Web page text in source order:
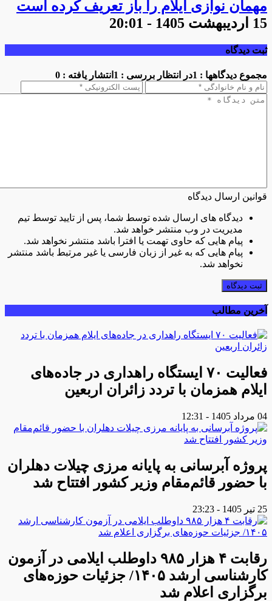
مهمان نوازی ایلام را باز تعریف کرده است
15 اردیبهشت 1405 - 20:01
ثبت دیدگاه
مجموع دیدگاهها : 1 در انتظار بررسی : 1 انتشار یافته : 0
قوانین ارسال دیدگاه
دیدگاه های ارسال شده توسط شما، پس از تایید توسط تیم
مدیریت در وب منتشر خواهد شد.
پیام هایی که حاوی تهمت یا افترا باشد منتشر نخواهد شد.
پیام هایی که به غیر از زبان فارسی یا غیر مرتبط باشد منتشر
نخواهد شد.
ثبت دیدگاه
آخرین مطالب
فعالیت ۷۰ ایستگاه راهداری در جاده‌های
ایلام همزمان با تردد زائران اربعین
04 مرداد 1405 - 12:31
پروژه آبرسانی به پایانه مرزی چیلات دهلران
با حضور قائم‌مقام وزیر کشور افتتاح شد
25 تیر 1405 - 23:23
رقابت ۴ هزار ۹۸۵ داوطلب ایلامی در آزمون
کارشناسی ارشد ۱۴۰۵/ جزئیات حوزه‌های
برگزاری اعلام شد